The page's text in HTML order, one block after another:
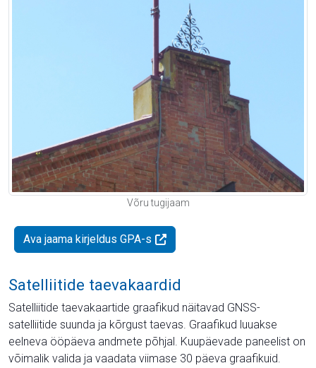
Võru tugijaam
Ava jaama kirjeldus GPA-s
Satelliitide taevakaardid
Satelliitide taevakaartide graafikud näitavad GNSS-
satelliitide suunda ja kõrgust taevas. Graafikud luuakse
eelneva ööpäeva andmete põhjal. Kuupäevade paneelist on
võimalik valida ja vaadata viimase 30 päeva graafikuid.